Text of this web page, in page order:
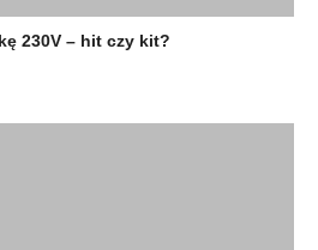
230V – hit czy kit?